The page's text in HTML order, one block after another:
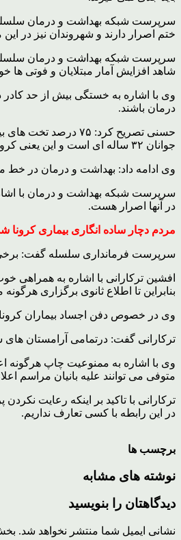
ختم اصرار دارند و شهروندان نیز در
شاهد افزایش آمار مبتلایان و فوتی ها
وی با اشاره به خستگی بیش از حد
درمان باشند.
حسنی تصریح کرد:
جوانان ۳۲ ساله ای است و این یعنی کرونا پیر و جوان نمی شناسد.
وی ادامه داد: بهداشت و درمان در خط
سرپرست شبکه بهداشت و درمان با
در آنها اصرار هست.
مردم دچار ساده انگاری بیماری کرونا
سرپرست فرمانداری سلسله گفت: برخی
افشین ترکارانی با اشاره به
بنابراین تا اطلاع ثانوی برگزاری
وی در خصوص دفن اجساد بیماران
ترکارانی گفت: درتمامی آرامستان
وی با اشاره به ممنوعیت چاپ
متوفی می توانند علیه بانیان مراسم
ترکارانی با تاکید بر اینکه رعایت
در این رابطه با کسی تعارف نداریم.
برچسب ها
نوشته های مشابه
دیدگاهتان را بنویسید
نشانی ایمیل شما منتشر نخواهد شد.